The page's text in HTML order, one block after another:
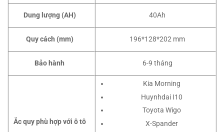
Dung lượng (AH) 40Ah
Quy cách (mm) 196*128*202 mm
Bảo hành 6-9 tháng
Ắc quy phù hợp với ô tô
Kia Morning
Huynhdai I10
Toyota Wigo
X-Spander